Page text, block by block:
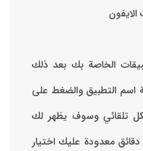
الخاصة بك ‏بعد ذلك
اسم التطبيق والضغط على
تلقائي وسوف يظهر لك
معدودة ‏عليك اختيار